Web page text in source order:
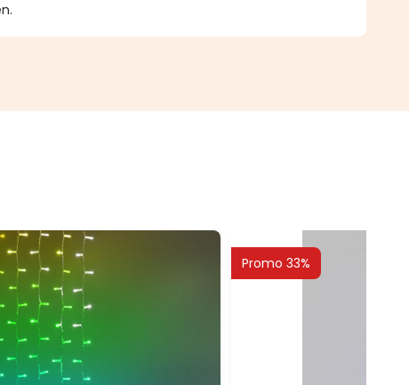
Promo 33%